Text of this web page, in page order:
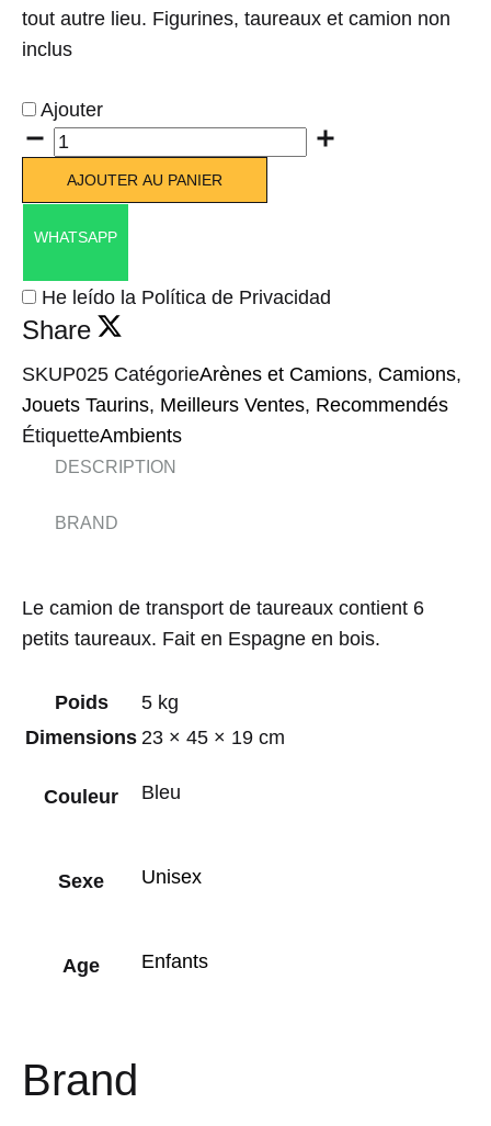
tout autre lieu. Figurines, taureaux et camion non
inclus
Ajouter
Quantité
AJOUTER AU PANIER
WHATSAPP
He leído la Política de Privacidad
Share
SKUP025 CatégorieArènes et Camions, Camions,
Jouets Taurins, Meilleurs Ventes, Recommendés
ÉtiquetteAmbients
DESCRIPTION
BRAND
Le camion de transport de taureaux contient 6
petits taureaux. Fait en Espagne en bois.
Poids
5 kg
Dimensions 23 × 45 × 19 cm
Couleur Bleu
Sexe Unisex
Age Enfants
Brand